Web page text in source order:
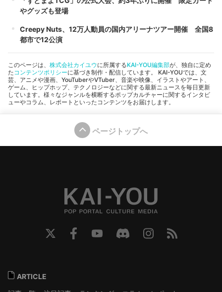
やグッズも登場
Creepy Nuts、12万人動員の国内アリーナツアー開催 全国8
都市で12公演
このページは、 株式会社カイユウに所属するKAI-YOU編集部が、独自に定め
たコンテンツポリシーに基づき制作・配信しています。 KAI-YOUでは、文
芸、アニメや漫画、YouTuberやVTuber、音楽や映像、イラストやアート、
ゲーム、ヒップホップ、テクノロジーなどに関する最新ニュースを毎日更新
しています。様々なジャンルを横断するポップカルチャーに関するインタビ
ューやコラム、レポートといったコンテンツをお届けします。
ページトップへ
ARTICLE